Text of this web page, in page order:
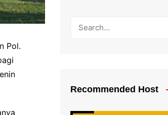
Pol.
Recommended Host